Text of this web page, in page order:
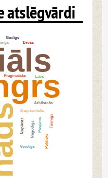
atslēgvārdi
Pragmatisks
Starptautisks
Nopietns
Atbilstošs
Negodīgs
Labs
Pieejams
Veselīgs
Godīgs
Taisnīgs
Drošs
Politisks